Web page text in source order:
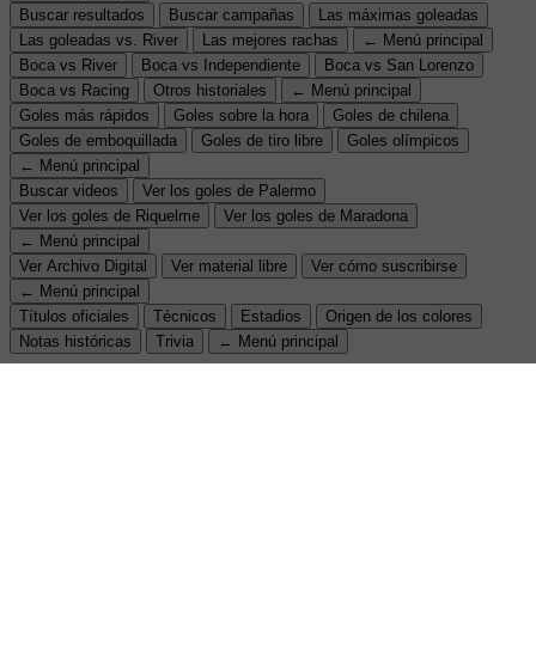
Buscar resultados
Buscar campañas
Las máximas goleadas
Las goleadas vs. River
Las mejores rachas
← Menú principal
Boca vs River
Boca vs Independiente
Boca vs San Lorenzo
Boca vs Racing
Otros historiales
← Menú principal
Goles más rápidos
Goles sobre la hora
Goles de chilena
Goles de emboquillada
Goles de tiro libre
Goles olímpicos
← Menú principal
Buscar videos
Ver los goles de Palermo
Ver los goles de Riquelme
Ver los goles de Maradona
← Menú principal
Ver Archivo Digital
Ver material libre
Ver cómo suscribirse
← Menú principal
Títulos oficiales
Técnicos Estadios
Origen de los colores
Notas históricas
Trivia ← Menú principal